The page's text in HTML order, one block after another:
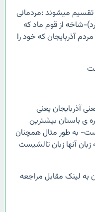
تقسیم میشوند :مردمانی
شاخه از قوم ماد که
آذربایجان که خود را
آذربایجان یعنی
ی باستان بیشترین
به طور مثال همچنان
آنها زبان تالشیست
به لینک مقابل مراجعه